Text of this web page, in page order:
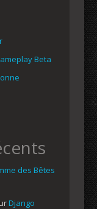
Beta
des Bêtes
Django